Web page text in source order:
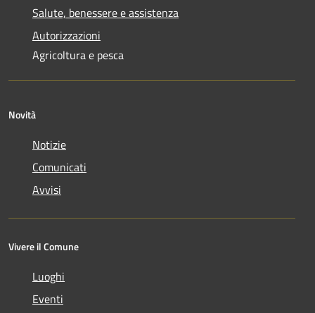
Salute, benessere e assistenza
Autorizzazioni
Agricoltura e pesca
Novità
Notizie
Comunicati
Avvisi
Vivere il Comune
Luoghi
Eventi